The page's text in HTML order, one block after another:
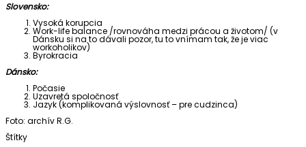
Slovensko:
Vysoká korupcia
Work-life balance /rovnováha medzi prácou a životom/ (v
Dánsku si na to dávali pozor, tu to vnímam tak, že je viac
workoholikov)
Byrokracia
Dánsko:
Počasie
Uzavretá spoločnosť
Jazyk (komplikovaná výslovnosť – pre cudzinca)
Foto: archív R.G.
Štítky